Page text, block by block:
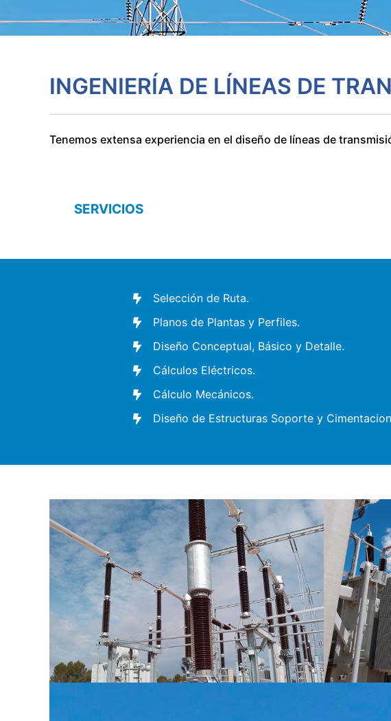
INGENIERÍA DE LÍNEAS DE
Tenemos extensa experiencia en el diseño de líneas de
SERVICIOS
Selección de Ruta.
Planos de Plantas y Perfiles.
Diseño Conceptual, Básico y Detalle.
Cálculos Eléctricos.
Cálculo Mecánicos.
Diseño de Estructuras Soporte y